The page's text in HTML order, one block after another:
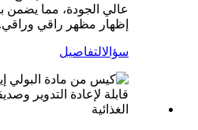
عالي الجودة، مما يضمن
إظهار مظهر راقي وراقي.
سؤالالتفاصيل